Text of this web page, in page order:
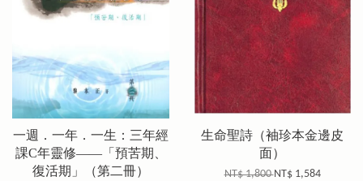
一週．一年．一生：三年經
課C年靈修——「預苦期、
復活期」（第二冊）
生命聖詩（袖珍本金邊皮
面）
NT$ 1,800NT$ 1,584